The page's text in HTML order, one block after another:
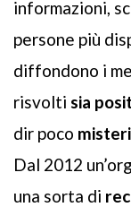
informazioni,
persone più
diffondono i
risvolti sia
dir poco
Dal 2012
una sorta di